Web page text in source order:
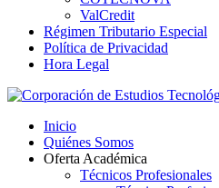
ValCredit
Régimen Tributario Especial
Política de Privacidad
Hora Legal
Inicio
Quiénes Somos
Oferta Académica
Técnicos Profesionales